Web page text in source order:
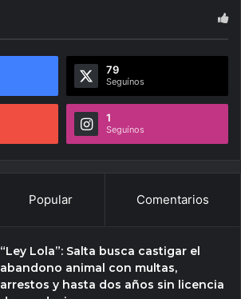
79
Seguínos
1
Seguínos
Popular Comentarios
“Ley Lola”: Salta busca castigar el
abandono animal con multas,
arrestos y hasta dos años sin licencia